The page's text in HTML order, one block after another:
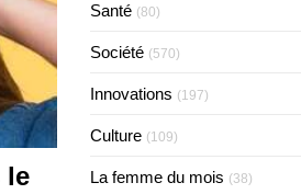
le
Santé (80)
Société (570)
Innovations (197)
Culture (109)
La femme du mois (38)